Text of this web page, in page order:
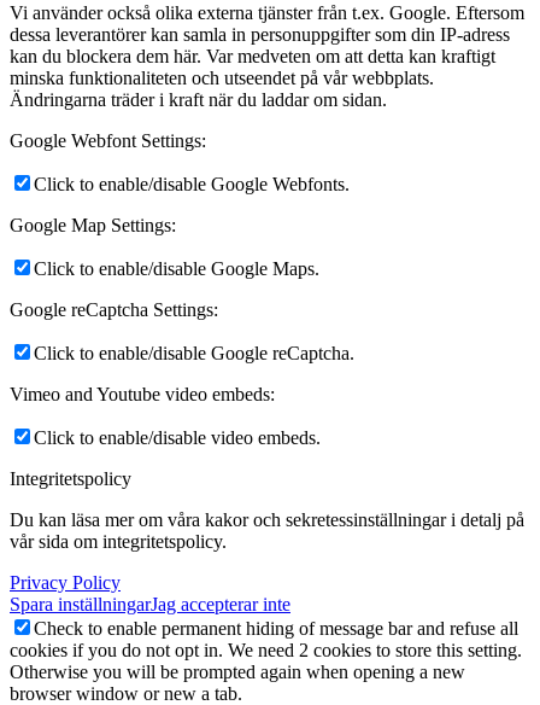
Vi använder också olika externa tjänster från t.ex. Google. Eftersom
dessa leverantörer kan samla in personuppgifter som din IP-adress
kan du blockera dem här. Var medveten om att detta kan kraftigt
minska funktionaliteten och utseendet på vår webbplats.
Ändringarna träder i kraft när du laddar om sidan.
Google Webfont Settings:
Click to enable/disable Google Webfonts.
Google Map Settings:
Click to enable/disable Google Maps.
Google reCaptcha Settings:
Click to enable/disable Google reCaptcha.
Vimeo and Youtube video embeds:
Click to enable/disable video embeds.
Integritetspolicy
Du kan läsa mer om våra kakor och sekretessinställningar i detalj på
vår sida om integritetspolicy.
Privacy Policy
Spara inställningarJag accepterar inte
Check to enable permanent hiding of message bar and refuse all
cookies if you do not opt in. We need 2 cookies to store this setting.
Otherwise you will be prompted again when opening a new
browser window or new a tab.